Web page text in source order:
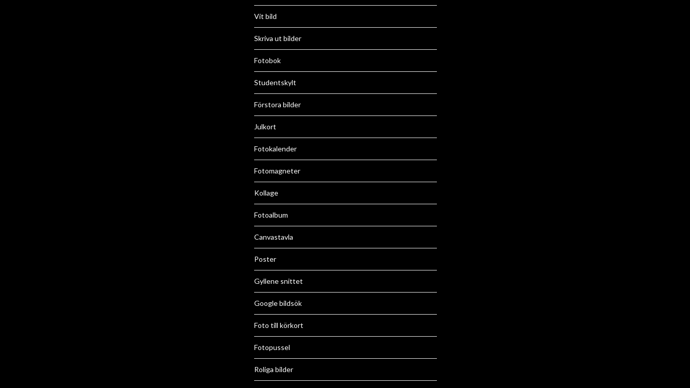
Vit bild
Skriva ut bilder
Fotobok
Studentskylt
Förstora bilder
Julkort
Fotokalender
Fotomagneter
Kollage
Fotoalbum
Canvastavla
Poster
Gyllene snittet
Google bildsök
Foto till körkort
Fotopussel
Roliga bilder